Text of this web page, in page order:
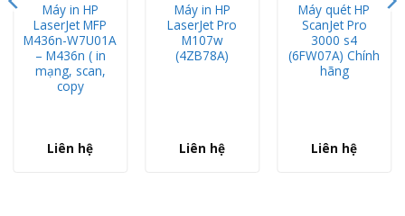
Máy in HP
LaserJet MFP
M436n-W7U01A
– M436n ( in
mạng, scan,
copy
Liên hệ
Máy in HP
LaserJet Pro
M107w
(4ZB78A)
Liên hệ
Máy quét HP
ScanJet Pro
3000 s4
(6FW07A) Chính
hãng
Liên hệ